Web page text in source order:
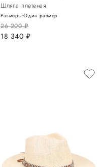
Шляпа плетеная
26 200руб.
18 340 руб.
Размеры:Один размер